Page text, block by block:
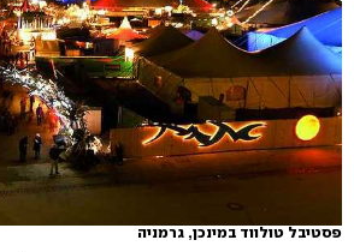
פסטיבל טולווד במינכן, גרמניה